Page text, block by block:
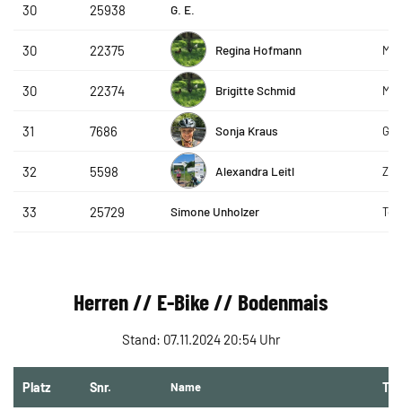
30 25938 G. E.
30 22375 Regina Hofmann
30 22374 Brigitte Schmid
31 7686 Sonja Kraus
32 5598 Alexandra Leitl
33 25729 Simone Unholzer
Herren // E-Bike // Bodenmais
Stand: 07.11.2024 20:54 Uhr
Platz Snr. Name